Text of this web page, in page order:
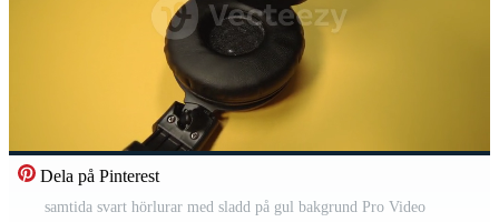
Dela på Pinterest
samtida svart hörlurar med sladd på gul bakgrund Pro Video